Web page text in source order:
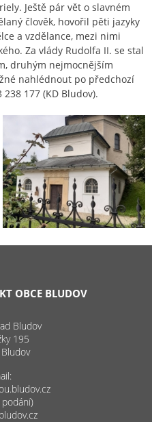
Ještě pár vět o slavném
člověk, hovořil pěti jazyky
a vzdělance, mezi nimi
Za vlády Rudolfa II. se stal
druhým nejmocnějším
nahlédnout po předchozí
177 (KD Bludov).
OBCE BLUDOV
Bludov
195